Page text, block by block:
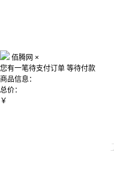
佰腾网 ×
您有一笔待支付订单 等待付款
商品信息：
总价：
￥